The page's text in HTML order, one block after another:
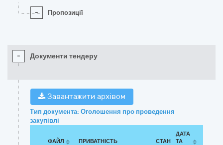
- Пропозиції
- Документи тендеру
Завантажити архівом
Тип документа: Оголошення про проведення
закупівлі
ФАЙЛ ПРИВАТНІСТЬ СТАН
ДАТА
ТА